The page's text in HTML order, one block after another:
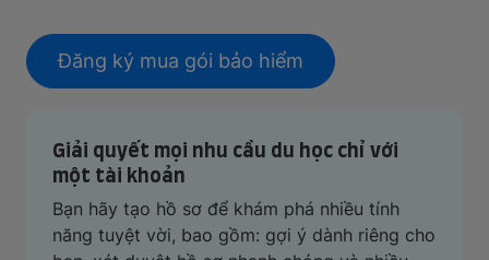
Đăng ký mua gói bảo hiểm
Giải quyết mọi nhu cầu du học chỉ với
một tài khoản
Bạn hãy tạo hồ sơ để khám phá nhiều tính
năng tuyệt vời, bao gồm: gợi ý dành riêng cho